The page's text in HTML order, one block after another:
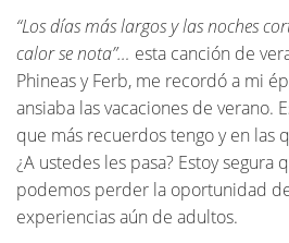
“Los días más largos y las noches
calor se nota”… esta canción de
Phineas y Ferb, me recordó a mi
ansiaba las vacaciones de verano.
que más recuerdos tengo y en las
¿A ustedes les pasa? Estoy segura
podemos perder la oportunidad
experiencias aún de adultos.